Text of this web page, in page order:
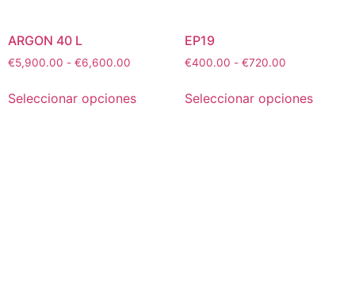
ARGON 40 L
€5,900.00 - €6,600.00
Seleccionar opciones
EP19
€400.00 - €720.00
Seleccionar opciones